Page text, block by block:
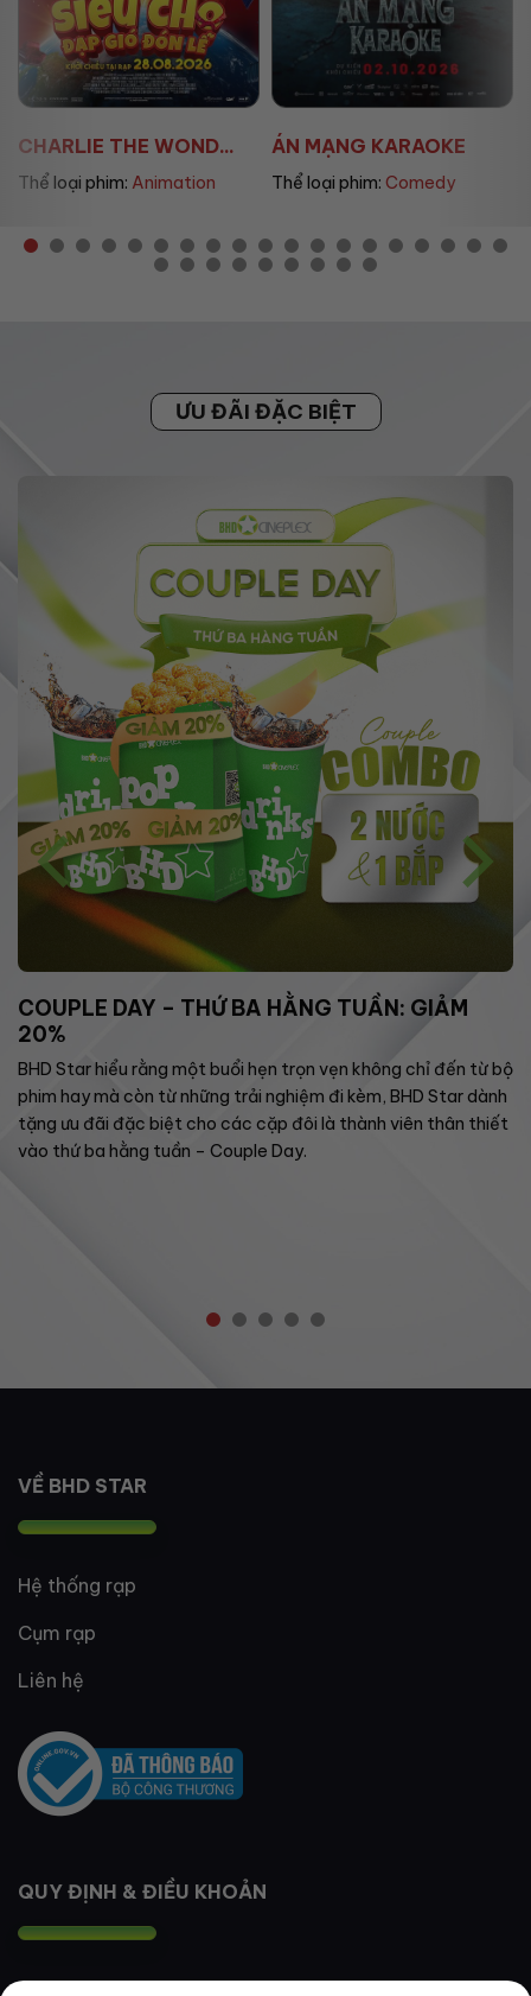
ÁN MẠNG KARAOKE
Thể loại phim:Comedy
ÚT LAN 2
Thể loại phim:Horror
ƯU ĐÃI ĐẶC BIỆT
COUPLE DAY – THỨ BA HẰNG TUẦN: GIẢM
20%
BHD Star hiểu rằng một buổi hẹn trọn vẹn không chỉ đến từ bộ
phim hay mà còn từ những trải nghiệm đi kèm, BHD Star dành
tặng ưu đãi đặc biệt cho các cặp đôi là thành viên thân thiết
vào thứ ba hằng tuần – Couple Day.
VỀ BHD STAR
Hệ thống rạp
Cụm rạp
Liên hệ
QUY ĐỊNH & ĐIỀU KHOẢN
Quy định thành viên